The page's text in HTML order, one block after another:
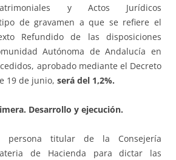
y Actos Jurídicos
de gravamen a que se refiere el
Refundido de las disposiciones
Autónoma de Andalucía en
aprobado mediante el Decreto
19 de junio, será del 1,2%.
Desarrollo y ejecución.
titular de la Consejería
de Hacienda para dictar las